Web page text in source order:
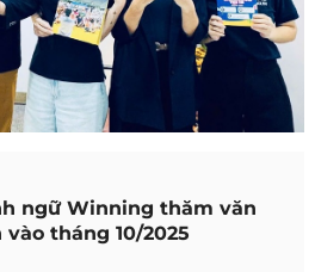
ngữ Winning thăm văn
tháng 10/2025